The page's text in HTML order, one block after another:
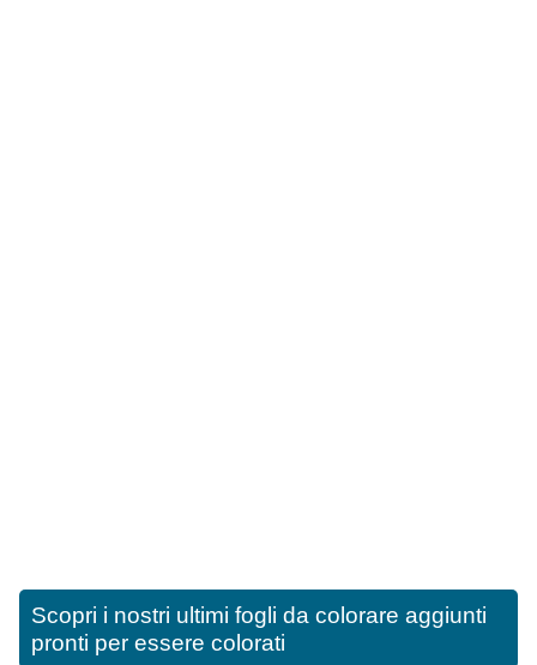
Scopri i nostri ultimi fogli da colorare aggiunti
pronti per essere colorati